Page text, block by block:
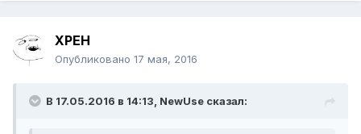
XPEH
Опубликовано 17 мая, 2016
В 17.05.2016 в 14:13, NewUse сказал: